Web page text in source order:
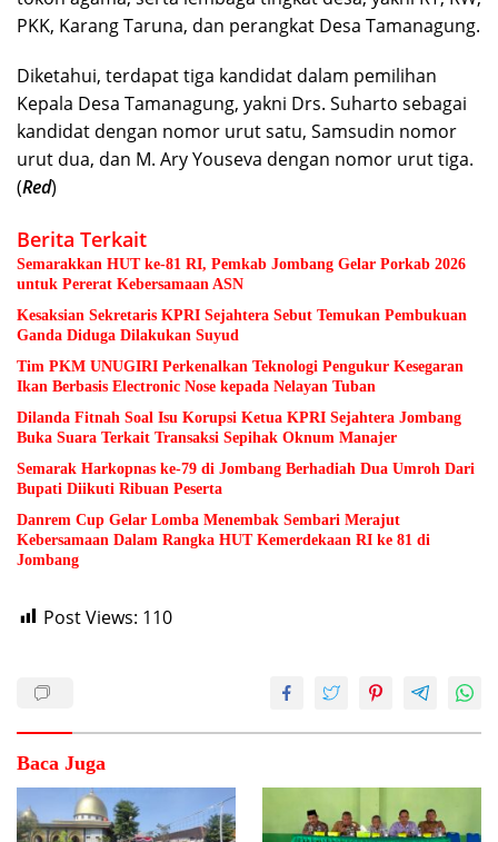
PKK, Karang Taruna, dan perangkat Desa Tamanagung.
Diketahui, terdapat tiga kandidat dalam pemilihan
Kepala Desa Tamanagung, yakni Drs. Suharto sebagai
kandidat dengan nomor urut satu, Samsudin nomor
urut dua, dan M. Ary Youseva dengan nomor urut tiga.
(Red)
Berita Terkait
Semarakkan HUT ke-81 RI, Pemkab Jombang Gelar Porkab 2026
untuk Pererat Kebersamaan ASN
Kesaksian Sekretaris KPRI Sejahtera Sebut Temukan Pembukuan
Ganda Diduga Dilakukan Suyud
Tim PKM UNUGIRI Perkenalkan Teknologi Pengukur Kesegaran
Ikan Berbasis Electronic Nose kepada Nelayan Tuban
Dilanda Fitnah Soal Isu Korupsi Ketua KPRI Sejahtera Jombang
Buka Suara Terkait Transaksi Sepihak Oknum Manajer
Semarak Harkopnas ke-79 di Jombang Berhadiah Dua Umroh Dari
Bupati Diikuti Ribuan Peserta
Danrem Cup Gelar Lomba Menembak Sembari Merajut
Kebersamaan Dalam Rangka HUT Kemerdekaan RI ke 81 di
Jombang
Post Views: 110
Baca Juga